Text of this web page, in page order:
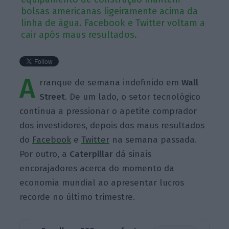
bolsas americanas ligeiramente acima da
linha de água. Facebook e Twitter voltam a
cair após maus resultados.
A rranque de semana indefinido emWall
Street. De um lado, o setor tecnológico
continua a pressionar o apetite comprador
dos investidores, depois dos maus resultados
do Facebook eTwitter na semana passada.
Por outro, a Caterpillar dá sinais
encorajadores acerca do momento da
economia mundial ao apresentar lucros
recorde no último trimestre.